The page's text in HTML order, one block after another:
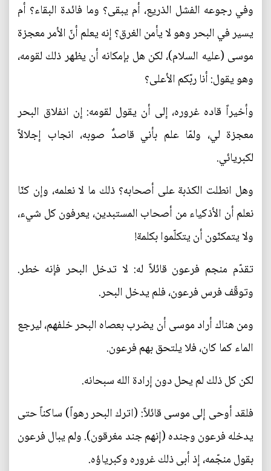
وفي رجوعه الفشل الذريع، أم يبقى؟ وما فائدة البقاء؟ أم
يسير في البحر وهو لا يأمن الغرق؟ إنه يعلم أنّ الأمر معجزة
موسى (عليه السلام)، لكن هل بإمكانه أن يظهر ذلك لقومه،
وهو يقول: أنا ربّكم الأعلى؟
وأخيراً قاده غروره، إلى أن يقول لقومه: إن انفلاق البحر
معجزة لي، ولمّا علم بأني قاصدٌ صوبه، انجاب إجلالاً
لكبريائي.
وهل انطلت الكذبة على أصحابه؟ ذلك ما لا نعلمه، وإن كنّا
نعلم أن الأذكياء من أصحاب المستبدين، يعرفون كل شيء،
ولا يتمكنّون أن يتكلّموا بكلمة!
تقدّم منجم فرعون قائلاً له: لا تدخل البحر فإنه خطر.
وتوقّف فرس فرعون، فلم يدخل البحر.
ومن هناك أراد موسى أن يضرب بعصاه البحر خلفهم، ليرجع
الماء كما كان، فلا يلتحق بهم فرعون.
لكن كل ذلك لم يحل دون إرادة الله سبحانه.
فلقد أوحى إلى موسى قائلاً: (اترك البحر رهواً) ساكناً حتى
يدخله فرعون وجنده (إنهم جند مغرقون). ولم يبال فرعون
بقول منجّمه، إذ أبى ذلك غروره وكبرياؤه.